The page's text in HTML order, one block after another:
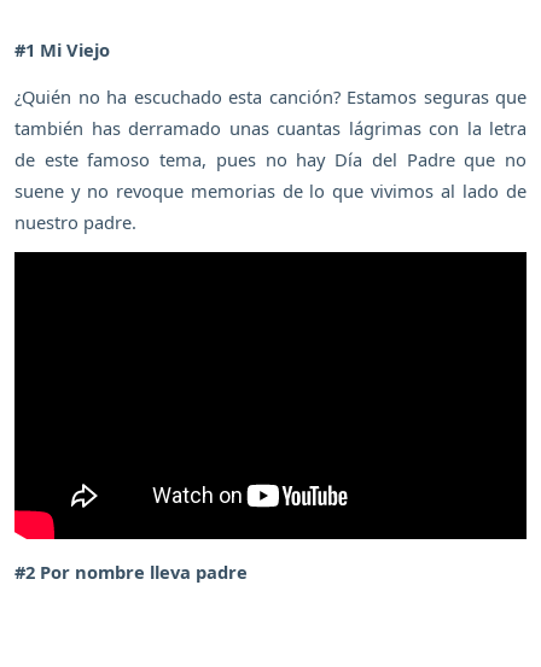
#1 Mi Viejo
¿Quién no ha escuchado esta canción? Estamos seguras que
también has derramado unas cuantas lágrimas con la letra
de este famoso tema, pues no hay Día del Padre que no
suene y no revoque memorias de lo que vivimos al lado de
nuestro padre.
#2 Por nombre lleva padre